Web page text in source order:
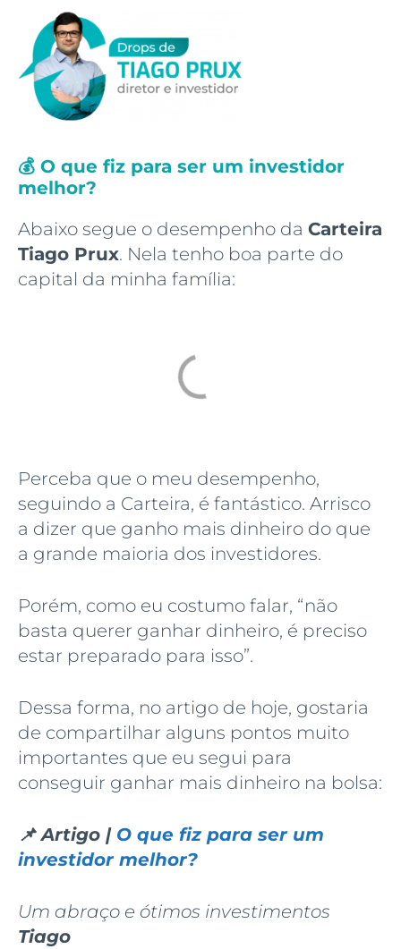
💰 O que fiz para ser um investidor
melhor?
Abaixo segue o desempenho da Carteira
Tiago Prux. Nela tenho boa parte do
capital da minha família:
Perceba que o meu desempenho,
seguindo a Carteira, é fantástico. Arrisco
a dizer que ganho mais dinheiro do que
a grande maioria dos investidores.
Porém, como eu costumo falar, “não
basta querer ganhar dinheiro, é preciso
estar preparado para isso”.
Dessa forma, no artigo de hoje, gostaria
de compartilhar alguns pontos muito
importantes que eu segui para
conseguir ganhar mais dinheiro na bolsa:
📌 Artigo | O que fiz para ser um
investidor melhor?
Um abraço e ótimos investimentos
Tiago